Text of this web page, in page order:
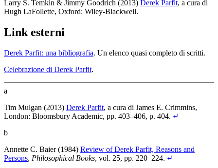
Larry S. Temkin & Jimmy Goodrich (2013) Derek Parfit, a cura di
Hugh LaFollette, Oxford: Wiley-Blackwell.
Link esterni
Derek Parfit: una bibliografia. Un elenco quasi completo di scritti.
Celebrazione di Derek Parfit.
a
Tim Mulgan (2013) Derek Parfit, a cura di James E. Crimmins,
London: Bloomsbury Academic, pp. 403–406, p. 404.
b
Annette C. Baier (1984) Review of Derek Parfit, Reasons and
Persons, Philosophical Books, vol. 25, pp. 220–224.